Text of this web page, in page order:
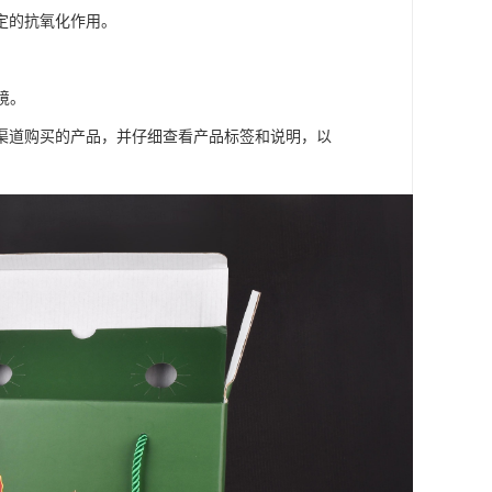
抗氧化作用。
购买的产品，并仔细查看产品标签和说明，以